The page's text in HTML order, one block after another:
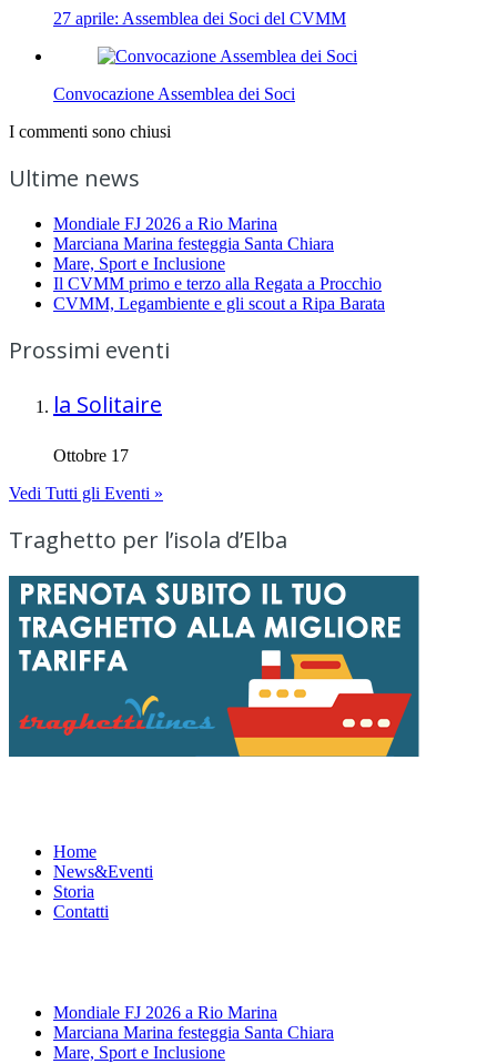
27 aprile: Assemblea dei Soci del CVMM
Convocazione Assemblea dei Soci
I commenti sono chiusi
Ultime news
Mondiale FJ 2026 a Rio Marina
Marciana Marina festeggia Santa Chiara
Mare, Sport e Inclusione
Il CVMM primo e terzo alla Regata a Procchio
CVMM, Legambiente e gli scout a Ripa Barata
Prossimi eventi
la Solitaire
Ottobre 17
Vedi Tutti gli Eventi »
Traghetto per l’isola d’Elba
Home
News&Eventi
Storia
Contatti
Mondiale FJ 2026 a Rio Marina
Marciana Marina festeggia Santa Chiara
Mare, Sport e Inclusione